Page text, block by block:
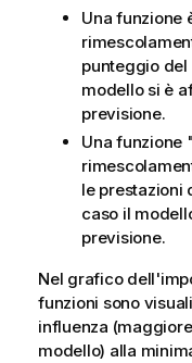
Una funzione
punteggio
modello si è
previsione.
Una funzione
le prestazioni
caso il
previsione.
Nel grafico
funzioni sono
influenza
modello) alla